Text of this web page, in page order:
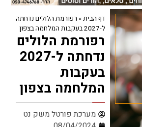
דף הבית» רפורמת הלולים נדחתה
ל-2027 בעקבות המלחמה בצפון
רפורמת הלולים
נדחתה ל-2027
בעקבות
המלחמה בצפון
מערכת פורטל משק נט